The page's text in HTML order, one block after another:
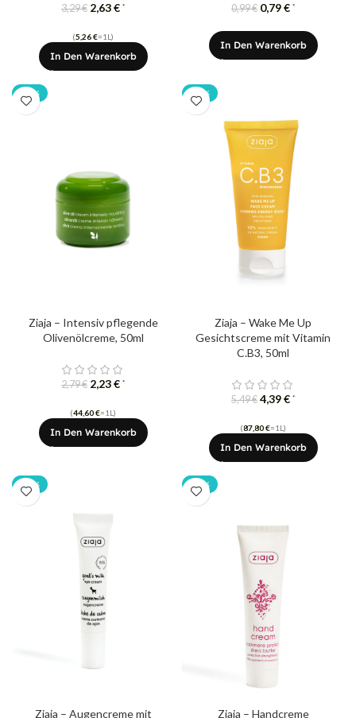
3,29€ 2,63€ *
(5,26€=1L)
In Den Warenkorb
0,99€ 0,79€ *
In Den Warenkorb
-20%
Ziaja – Intensiv pflegende
Olivenölcreme, 50ml
2,79€ 2,23€ *
(44,60€=1L)
In Den Warenkorb
-20%
Ziaja – Wake Me Up
Gesichtscreme mit Vitamin
C.B3, 50ml
5,49€ 4,39€ *
(87,80€=1L)
In Den Warenkorb
-20%
Ziaja – Augencreme mit
-20%
Ziaja – Handcreme